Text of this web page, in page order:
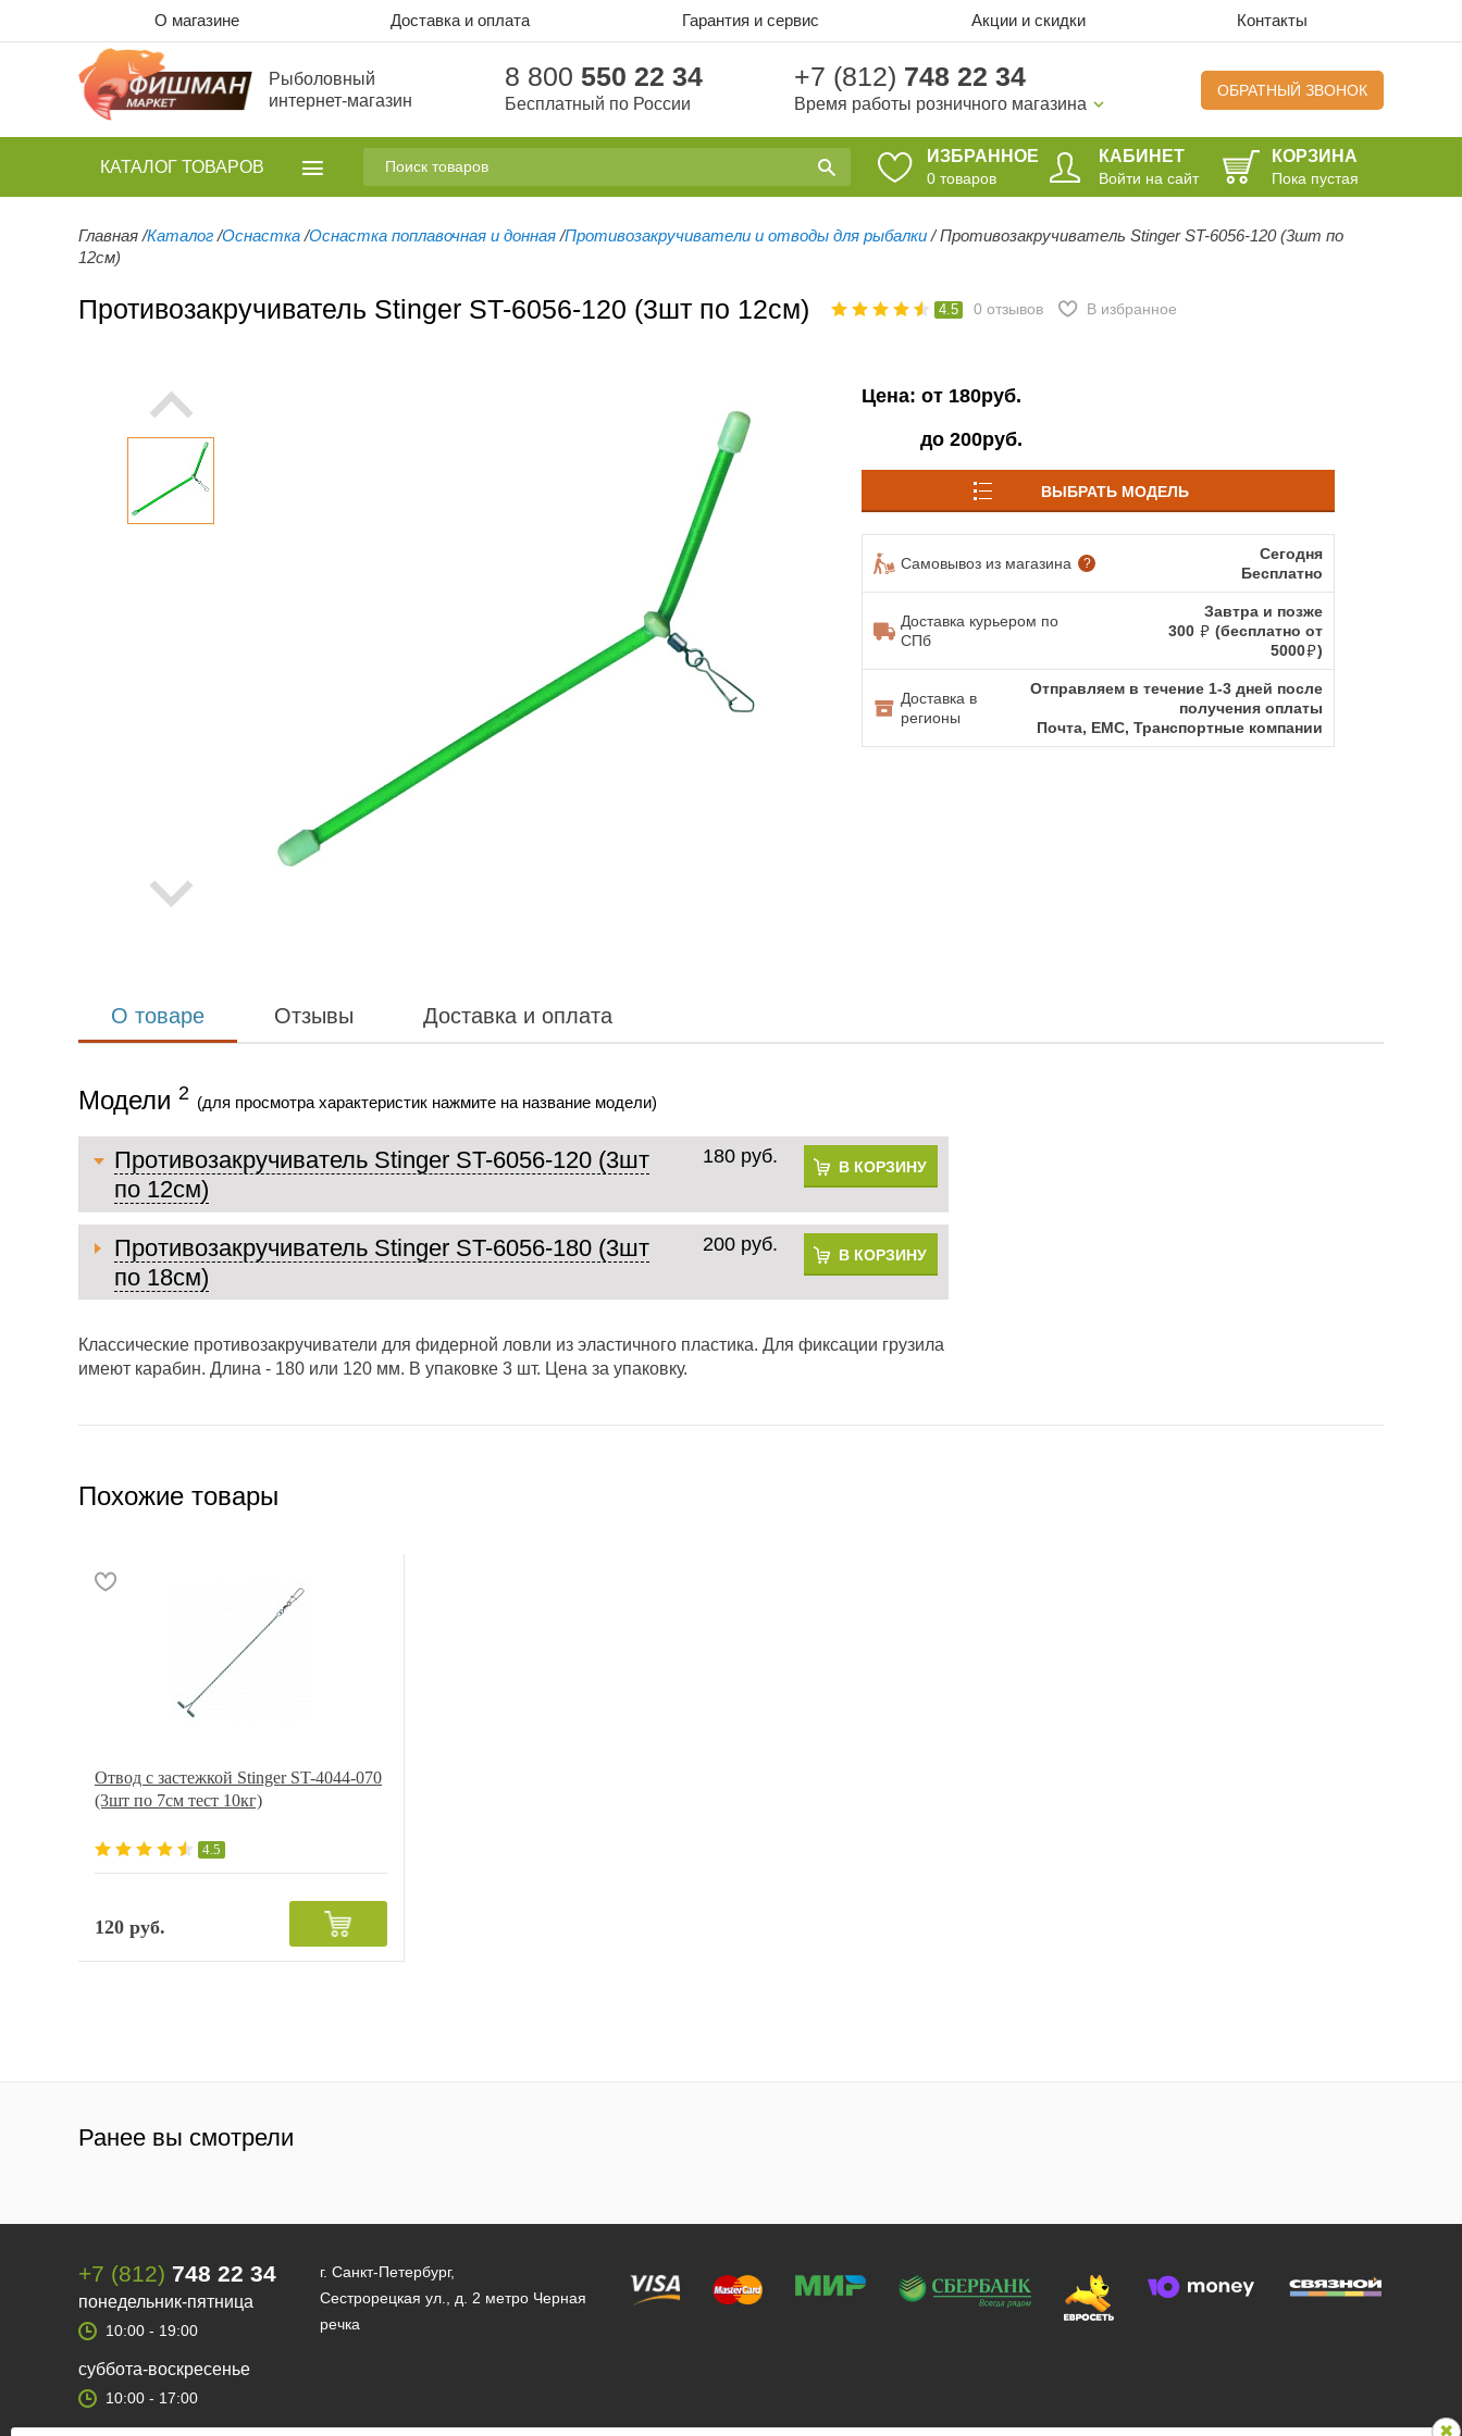
О магазине Доставка и оплата Гарантия и сервис Акции и скидки Контакты
Рыболовный
интернет-магазин
8 800 550 22 34
Бесплатный по России
+7 (812) 748 22 34
Время работы розничного магазина
ОБРАТНЫЙ ЗВОНОК
ИЗБРАННОЕ
0 товаров
КАБИНЕТ
Войти на сайт
КОРЗИНА
Пока пустая
КАТАЛОГ ТОВАРОВ
Главная /Каталог /Оснастка /Оснастка поплавочная и донная /Противозакручиватели и отводы для рыбалки /Противозакручиватель Stinger ST-6056-120 (3шт по
12см)
Противозакручиватель Stinger ST-6056-120 (3шт по 12см) 4.5 0 отзывов В избранное
Цена: от 180руб.
до 200руб.
ВЫБРАТЬ МОДЕЛЬ
Самовывоз из магазина ?
Сегодня
Бесплатно
Доставка курьером по
СПб
Завтра и позже
300
(бесплатно от
5000
)
Доставка в
регионы
Отправляем в течение 1-3 дней после
получения оплаты
Почта, ЕМС, Транспортные компании
О товаре Отзывы Доставка и оплата
Модели 2 (для просмотра характеристик нажмите на название модели)
Противозакручиватель Stinger ST-6056-120 (3шт
по 12см)
180 руб. В КОРЗИНУ
Противозакручиватель Stinger ST-6056-180 (3шт
по 18см)
200 руб. В КОРЗИНУ
Классические противозакручиватели для фидерной ловли из эластичного пластика. Для фиксации грузила
имеют карабин. Длина - 180 или 120 мм. В упаковке 3 шт. Цена за упаковку.
Похожие товары
Отвод с застежкой Stinger ST-4044-070
(3шт по 7см тест 10кг)
4.5
120 руб.
Ранее вы смотрели
+7 (812) 748 22 34
понедельник-пятница
10:00 - 19:00
суббота-воскресенье
10:00 - 17:00
г. Санкт-Петербург,
Сестрорецкая ул., д. 2 метро Черная
речка